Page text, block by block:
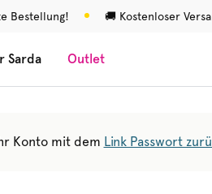
Bestellung! 🚚 Kostenloser
Sarda Outlet
Konto mit dem Link Passwort